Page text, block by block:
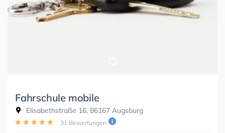
Fahrschule mobile
Elisabethstraße 16, 86167 Augsburg
31 Bewertungen